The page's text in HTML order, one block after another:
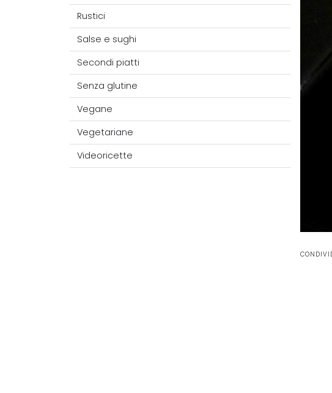
Rustici
Salse e sughi
Secondi piatti
Senza glutine
Vegane
Vegetariane
Videoricette